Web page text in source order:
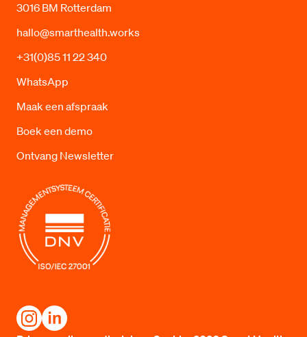
3016 BM Rotterdam
hallo@smarthealth.works
+31(0)85 11 22 340
WhatsApp
Maak een afspraak
Boek een demo
Ontvang Newsletter